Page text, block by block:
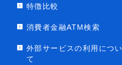
特徴比較
消費者金融ATM検索
外部サービスの利用につい
て